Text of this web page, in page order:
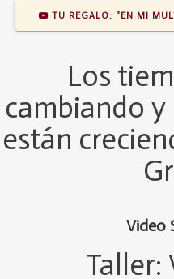
TU REGALO: “EN MI
Los
cambiando y
están
Video
Taller: